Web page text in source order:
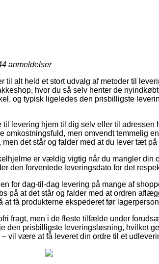
anmeldelser
til alt held et stort udvalg af metoder til
hvor du så selv henter de
og typisk ligeledes den prisbilligste
levering hjem til dig selv eller til adressen
omkostningsfuld, men omvendt temmelig
det står og falder med at du lever tæt
er vældig vigtig når du mangler din
den forventede leveringsdato for det
for dag-til-dag levering på mange af
på at det står og falder med at ordren
få produkterne ekspederet før
fragt, men i de fleste tilfælde under
den prisbilligste leveringsløsning, hvilket
vil være at få leveret din ordre til et